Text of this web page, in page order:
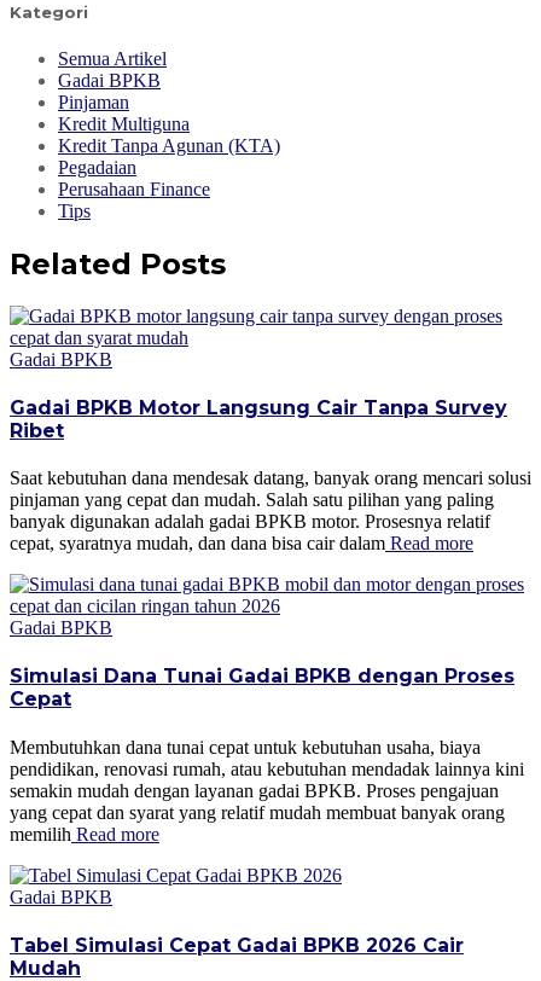
Kategori
Semua Artikel
Gadai BPKB
Pinjaman
Kredit Multiguna
Kredit Tanpa Agunan (KTA)
Pegadaian
Perusahaan Finance
Tips
Related Posts
Gadai BPKB
Gadai BPKB Motor Langsung Cair Tanpa Survey
Ribet
Saat kebutuhan dana mendesak datang, banyak orang mencari solusi
pinjaman yang cepat dan mudah. Salah satu pilihan yang paling
banyak digunakan adalah gadai BPKB motor. Prosesnya relatif
cepat, syaratnya mudah, dan dana bisa cair dalam Read more
Gadai BPKB
Simulasi Dana Tunai Gadai BPKB dengan Proses
Cepat
Membutuhkan dana tunai cepat untuk kebutuhan usaha, biaya
pendidikan, renovasi rumah, atau kebutuhan mendadak lainnya kini
semakin mudah dengan layanan gadai BPKB. Proses pengajuan
yang cepat dan syarat yang relatif mudah membuat banyak orang
memilih Read more
Gadai BPKB
Tabel Simulasi Cepat Gadai BPKB 2026 Cair
Mudah